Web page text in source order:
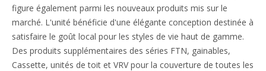
figure également parmi les nouveaux produits mis sur le
marché. L'unité bénéficie d'une élégante conception destinée à
satisfaire le goût local pour les styles de vie haut de gamme.
Des produits supplémentaires des séries FTN, gainables,
Cassette, unités de toit et VRV pour la couverture de toutes les